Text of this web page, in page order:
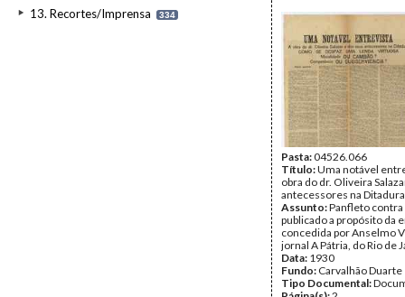
13. Recortes/Imprensa 334
Tipo Documental:
Página(s):
Pasta:04526.066
Título:Uma notável
obra do dr. Oliveira
antecessores na Ditadura
Assunto:Panfleto contra
publicado a propósito da
concedida por Anselmo
jornal A Pátria, do Rio de
Data: 1930
Fundo: Carvalhão Duarte
Tipo Documental: